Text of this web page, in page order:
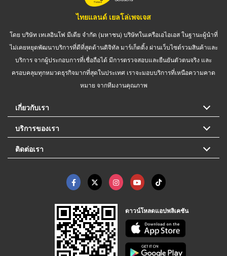
ไทยแลนด์ เยลโล่เพจเจส
โดย บริษัท เทเลอินโฟ มีเดีย จำกัด (มหาชน) บริษัทในเครือเอไอเอส ในฐานะผู้นำที่
ไม่เคยหยุดพัฒนาบริการที่ดีที่สุดด้านดิจิทัล มาร์เก็ตติ้ง ผ่านเว็บไซต์รวมสินค้าและ
บริการ จากผู้ประกอบการที่เชื่อถือได้ มีการตรวจสอบและยืนยันตัวตนจริง และ
ครอบคลุมทุกหมวดธุรกิจมากที่สุดในประเทศ เราจะมอบบริการที่เหนือความคาด
หมาย จากทีมงานคุณภาพ
เกี่ยวกับเรา
บริการของเรา
ติดต่อเรา
ดาวน์โหลดแอปพลิเคชัน